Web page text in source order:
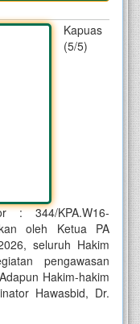
Kapuas
(5/5)
: 344/KPA.W16-
oleh Ketua PA
seluruh Hakim
pengawasan
Hakim-hakim
Hawasbid, Dr.